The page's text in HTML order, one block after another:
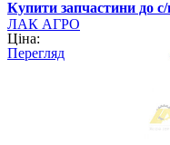
Купити запчастини до
ЛАК АГРО
Ціна:
Перегляд